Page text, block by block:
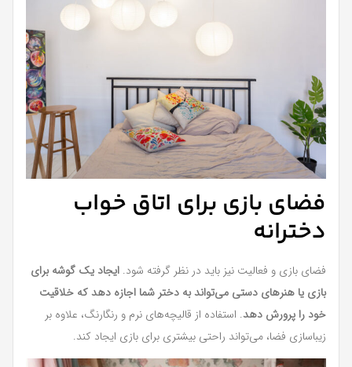
فضای بازی برای اتاق خواب
دخترانه
فضای بازی و فعالیت نیز باید در نظر گرفته شود. ایجاد یک گوشه برای
بازی یا هنرهای دستی می‌تواند به دختر شما اجازه دهد که خلاقیت
خود را پرورش دهد. استفاده از قالیچه‌های نرم و رنگارنگ، علاوه بر
زیباسازی فضا، می‌تواند راحتی بیشتری برای بازی ایجاد کند.